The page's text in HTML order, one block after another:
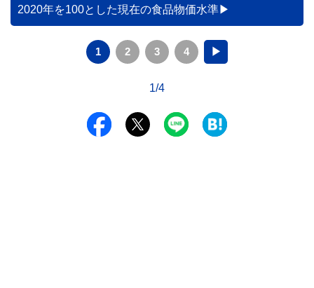
2020年を100とした現在の食品物価水準
1 2 3 4 ▶
1/4